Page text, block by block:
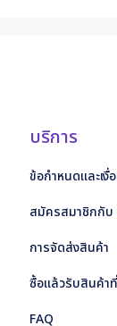
บริการ
ข้อกำหนดและเงื่
สมัครสมาชิกกั
การจัดส่งสินค้า
ซื้อแล้วรับสินค้า
FAQ